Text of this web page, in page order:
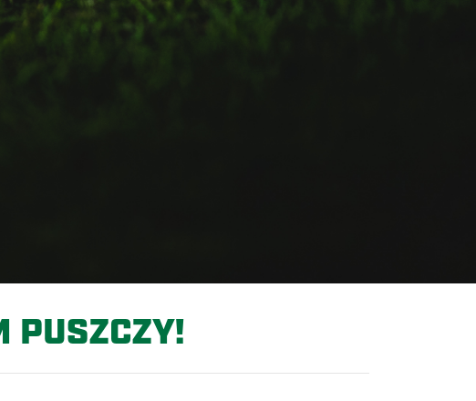
PUSZCZY!